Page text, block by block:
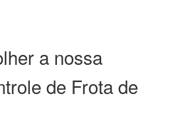
a nossa
de Frota de